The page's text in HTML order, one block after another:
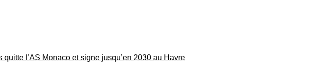
quitte l’AS Monaco et signe jusqu’en 2030 au Havre